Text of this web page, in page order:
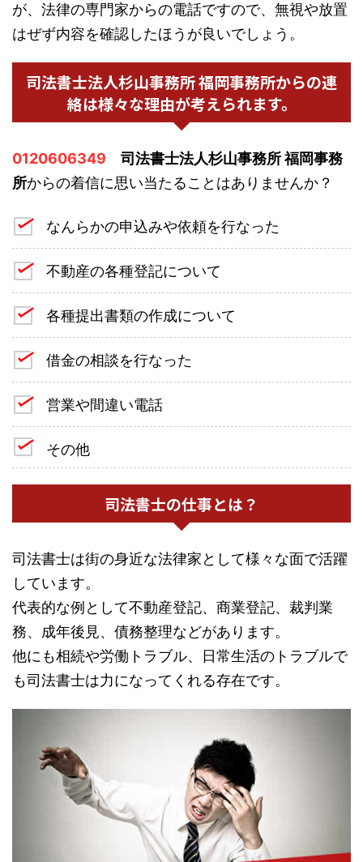
が、法律の専門家からの電話ですので、無視や放置
はぜず内容を確認したほうが良いでしょう。
司法書士法人杉山事務所 福岡事務所からの連
絡は様々な理由が考えられます。
0120606349
司法書士法人杉山事務所 福岡事務
所からの着信に思い当たることはありませんか？
なんらかの申込みや依頼を行なった
不動産の各種登記について
各種提出書類の作成について
借金の相談を行なった
営業や間違い電話
その他
司法書士の仕事とは？
司法書士は街の身近な法律家として様々な面で活躍
しています。
代表的な例として不動産登記、商業登記、裁判業
務、成年後見、債務整理などがあります。
他にも相続や労働トラブル、日常生活のトラブルで
も司法書士は力になってくれる存在です。